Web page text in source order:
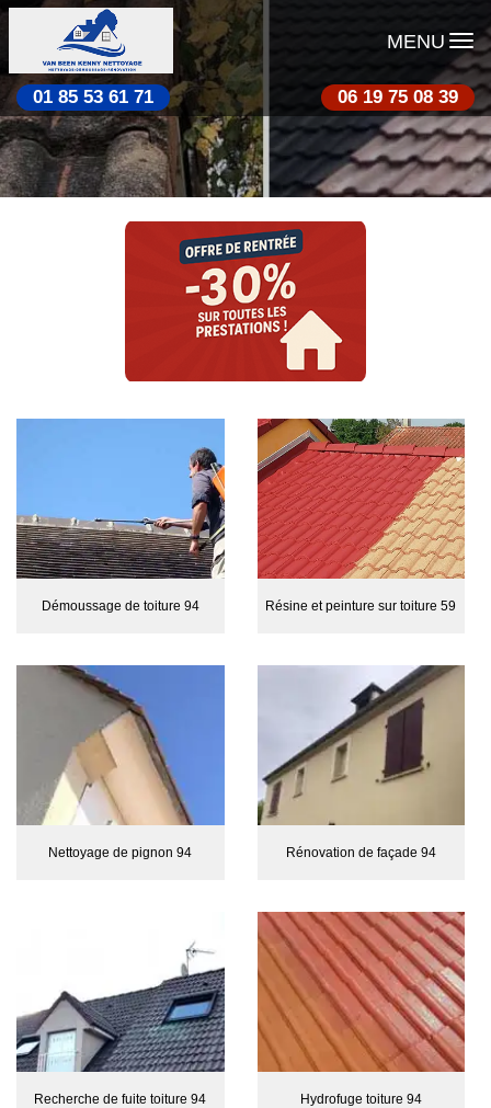
MENU
01 85 53 61 71 06 19 75 08 39
Démoussage de toiture 94 Résine et peinture sur toiture 59
Nettoyage de pignon 94 Rénovation de façade 94
Recherche de fuite toiture 94 Hydrofuge toiture 94